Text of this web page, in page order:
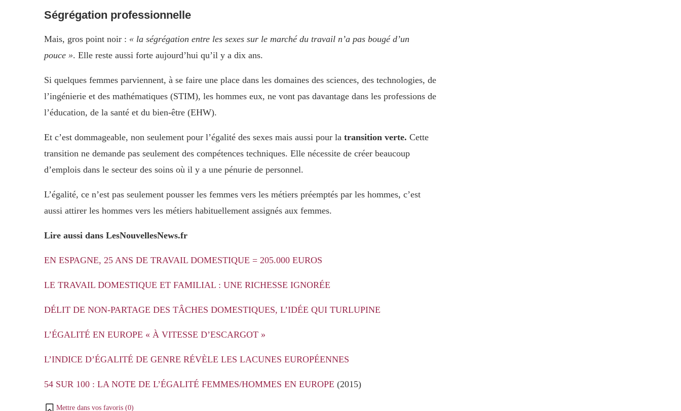
Ségrégation professionnelle
Mais, gros point noir : « la ségrégation entre les sexes sur le marché du travail n’a pas bougé d’un
pouce ». Elle reste aussi forte aujourd’hui qu’il y a dix ans.
Si quelques femmes parviennent, à se faire une place dans les domaines des sciences, des technologies, de
l’ingénierie et des mathématiques (STIM), les hommes eux, ne vont pas davantage dans les professions de
l’éducation, de la santé et du bien-être (EHW).
Et c’est dommageable, non seulement pour l’égalité des sexes mais aussi pour la transition verte. Cette
transition ne demande pas seulement des compétences techniques. Elle nécessite de créer beaucoup
d’emplois dans le secteur des soins où il y a une pénurie de personnel.
L’égalité, ce n’est pas seulement pousser les femmes vers les métiers préemptés par les hommes, c’est
aussi attirer les hommes vers les métiers habituellement assignés aux femmes.
Lire aussi dans LesNouvellesNews.fr
EN ESPAGNE, 25 ANS DE TRAVAIL DOMESTIQUE = 205.000 EUROS
LE TRAVAIL DOMESTIQUE ET FAMILIAL : UNE RICHESSE IGNORÉE
DÉLIT DE NON-PARTAGE DES TÂCHES DOMESTIQUES, L’IDÉE QUI TURLUPINE
L’ÉGALITÉ EN EUROPE « À VITESSE D’ESCARGOT »
L’INDICE D’ÉGALITÉ DE GENRE RÉVÈLE LES LACUNES EUROPÉENNES
54 SUR 100 : LA NOTE DE L’ÉGALITÉ FEMMES/HOMMES EN EUROPE (2015)
Mettre dans vos favoris (0)